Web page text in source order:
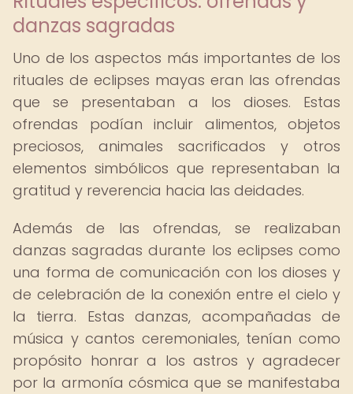
danzas sagradas
Uno de los aspectos más importantes de los
rituales de eclipses mayas eran las ofrendas
que se presentaban a los dioses. Estas
ofrendas podían incluir alimentos, objetos
preciosos, animales sacrificados y otros
elementos simbólicos que representaban la
gratitud y reverencia hacia las deidades.
Además de las ofrendas, se realizaban
danzas sagradas durante los eclipses como
una forma de comunicación con los dioses y
de celebración de la conexión entre el cielo y
la tierra. Estas danzas, acompañadas de
música y cantos ceremoniales, tenían como
propósito honrar a los astros y agradecer
por la armonía cósmica que se manifestaba